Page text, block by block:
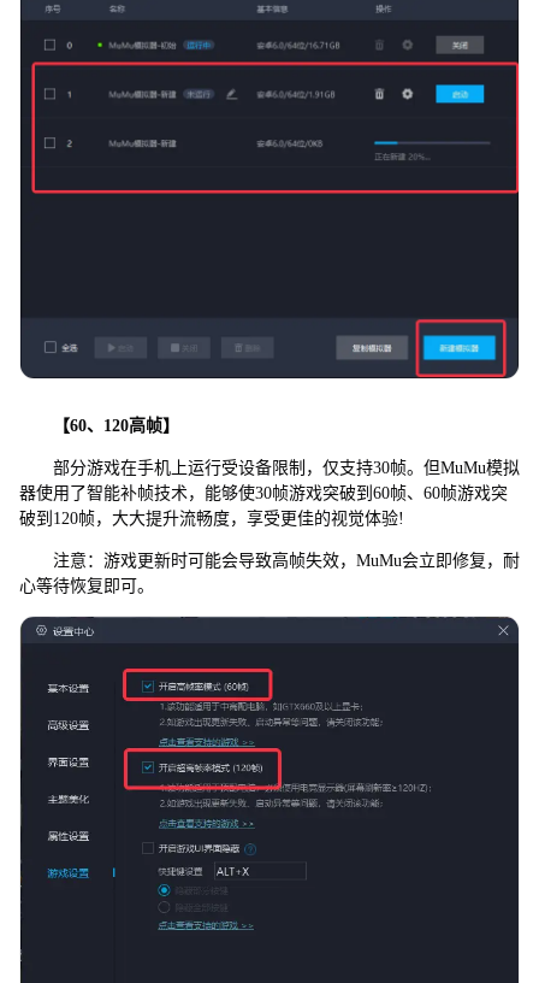
【60、120高帧】
部分游戏在手机上运行受设备限制，仅支持30帧。但MuMu模拟
器使用了智能补帧技术，能够使30帧游戏突破到60帧、60帧游戏突
破到120帧，大大提升流畅度，享受更佳的视觉体验!
注意：游戏更新时可能会导致高帧失效，MuMu会立即修复，耐
心等待恢复即可。